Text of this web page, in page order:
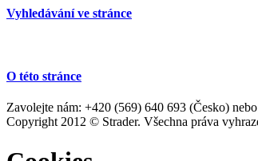
Vyhledávání ve stránce
O této stránce
Zavolejte nám: +420 (569) 640 693 (Česko)
Copyright 2012 © Strader. Všechna práva